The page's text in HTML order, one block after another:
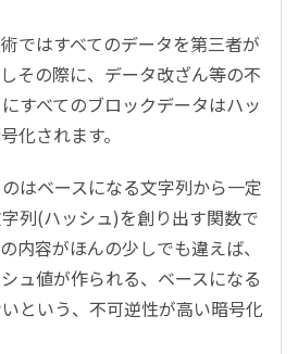
ではすべてのデータを第三者が
その際に、データ改ざん等の不
すべてのブロックデータはハッ
化されます。
はベースになる文字列から一定
列(ハッシュ)を創り出す関数で
内容がほんの少しでも違えば、
ュ値が作られる、ベースになる
という、不可逆性が高い暗号化